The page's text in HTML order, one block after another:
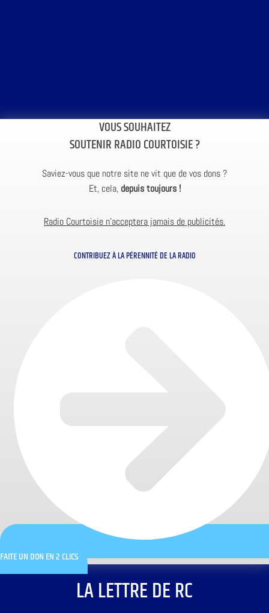
VOUS SOUHAITEZ
SOUTENIR RADIO COURTOISIE ?
Saviez-vous que notre site ne vit que de vos dons ?
Et, cela, depuis toujours !
Radio Courtoisie n’acceptera jamais de publicités.
CONTRIBUEZ À LA PÉRENNITÉ DE LA RADIO
FAITE UN DON EN 2 CLICS
LA LETTRE DE RC